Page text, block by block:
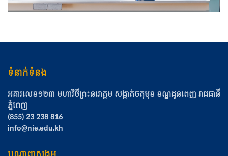
ទំនាក់ទំនង
អគារលេខ១២៣ មហាវិថីព្រះនរោត្ដម សង្កាត់ចតុមុខ​ ខណ្ឌដូនពេញ​ រាជធានី
ភ្នំពេញ
(855) 23 238 816
info@nie.edu.kh